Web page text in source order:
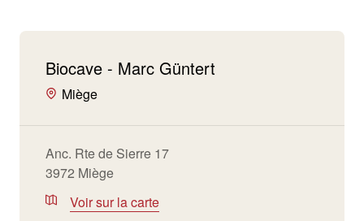
Biocave - Marc Güntert
Miège
Anc. Rte de Sierre 17
3972 Miège
Voir sur la carte